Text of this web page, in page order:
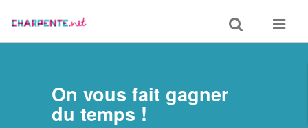
Toggle
search
Toggle
On vous fait gagner
du temps !